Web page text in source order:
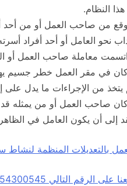
النظام.
وقع من صاحب العمل أو من أحد
نحو العامل أو أحد أفراد
اتسمت معاملة صاحب العمل أو
كان في مقر العمل خطر جسيم
يتخذ من الإجراءات ما يدل على
كان صاحب العمل أو من يمثله
إلى أن يكون العامل في
بالتعديلات المنظمة لنشاط
لأي استفسار أو توكيل محامي عبر الاتصال او الواتسآب بالضغط هنا